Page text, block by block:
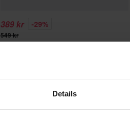
Details
389 kr -29%
549 kr